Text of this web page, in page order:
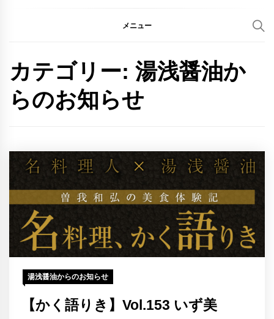
メニュー
カテゴリー: 湯浅醤油か
らのお知らせ
湯浅醤油からのお知らせ
【かく語りき】Vol.153 いず美